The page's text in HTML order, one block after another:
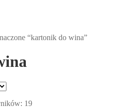
“kartonik do wina”
19Posortowane